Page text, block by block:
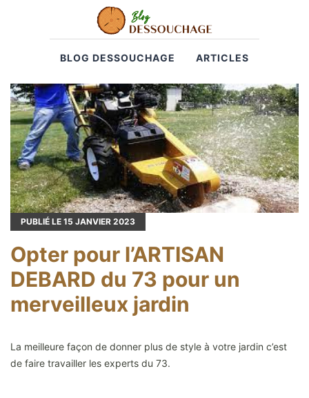
BLOG DESSOUCHAGE ARTICLES
PUBLIÉ LE 15 JANVIER 2023
Opter pour l’ARTISAN
DEBARD du 73 pour un
merveilleux jardin
La meilleure façon de donner plus de style à votre jardin c’est
de faire travailler les experts du 73.